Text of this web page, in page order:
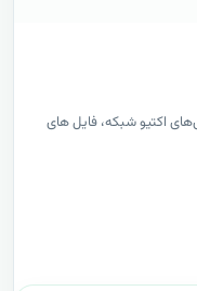
اکتیو شبکه، فایل های